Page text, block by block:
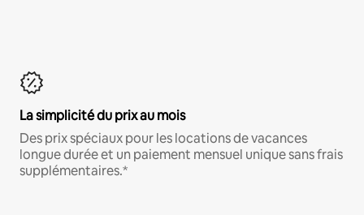
La simplicité du prix au mois
Des prix spéciaux pour les locations de vacances
longue durée et un paiement mensuel unique sans frais
supplémentaires.*